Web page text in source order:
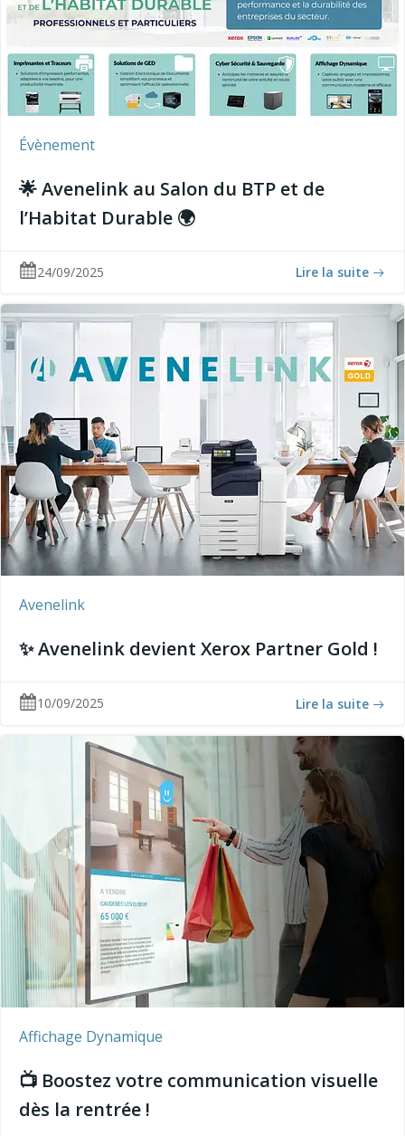
Évènement
🌟 Avenelink au Salon du BTP et de
l’Habitat Durable 🌍
24/09/2025 Lire la suite
Avenelink
✨ Avenelink devient Xerox Partner Gold !
10/09/2025 Lire la suite
Affichage Dynamique
📺 Boostez votre communication visuelle
dès la rentrée !